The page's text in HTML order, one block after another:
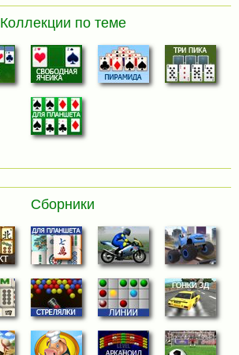
Коллекции по теме
Сборники